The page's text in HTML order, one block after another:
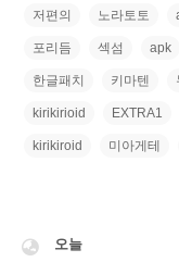
저편의 노라토토
포리듬 섹섬 apk
한글패치 키마텐
kirikirioid EXTRA1
kirikiroid 미아게테
VISITOR
오늘